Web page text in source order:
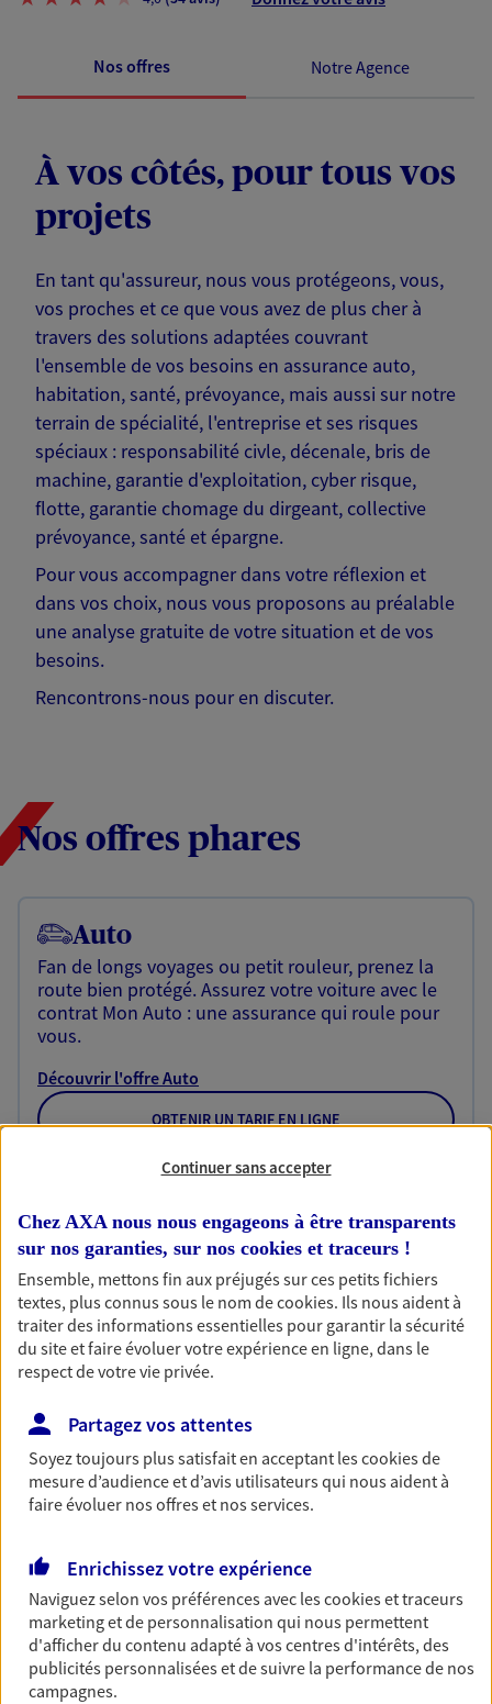
Nos offres Notre Agence
À vos côtés, pour tous vos
projets
En tant qu'assureur, nous vous protégeons, vous,
vos proches et ce que vous avez de plus cher à
travers des solutions adaptées couvrant
l'ensemble de vos besoins en assurance auto,
habitation, santé, prévoyance, mais aussi sur notre
terrain de spécialité, l'entreprise et ses risques
spéciaux : responsabilité civle, décenale, bris de
machine, garantie d'exploitation, cyber risque,
flotte, garantie chomage du dirgeant, collective
prévoyance, santé et épargne.
Pour vous accompagner dans votre réflexion et
dans vos choix, nous vous proposons au préalable
une analyse gratuite de votre situation et de vos
besoins.
Rencontrons-nous pour en discuter.
Nos offres phares
Auto
Fan de longs voyages ou petit rouleur, prenez la
route bien protégé. Assurez votre voiture avec le
contrat Mon Auto : une assurance qui roule pour
vous.
Découvrir l'offre Auto
OBTENIR UN TARIF EN LIGNE
Votre logement est unique, comme vous. Le
contrat Ma Maison assure votre sérénité en
protégeant ce qui vous tient à coeur.
Découvrir l'offre Habitation
OBTENIR UN TARIF EN LIGNE
Garantie Accidents de la Vie
Bricoleuse, féru de jardinage, pâtissier en herbe
ou grande lectrice… personne n'est à l'abri d'un
Accident, protégez votre qualité de vie et vos
revenus.
Découvrir l'offre Garantie Accidents de la Vie
OBTENIR UN TARIF EN LIGNE
Continuer sans accepter
Chez AXA nous nous engageons à être transparents
sur nos garanties, sur nos cookies et traceurs !
Ensemble, mettons fin aux préjugés sur ces petits fichiers
textes, plus connus sous le nom decookies. Ils nous aident à
traiter des informations essentielles pour garantir la sécurité
du site et faire évoluer votre expérience en ligne, dans le
respect de votre vie privée.
Partagez vos attentes
Soyez toujours plus satisfait en acceptant lescookiesde
mesure d’audience et d’avis utilisateurs qui nous aident à
faire évoluer nos offres et nos services.
Enrichissez votre expérience
Naviguez selon vos préférences avec lescookies et traceurs
marketing et de personnalisation qui nous permettent
d'afficher du contenu adapté à vos centres d'intérêts, des
publicités personnalisées et de suivre la performance de nos
campagnes.